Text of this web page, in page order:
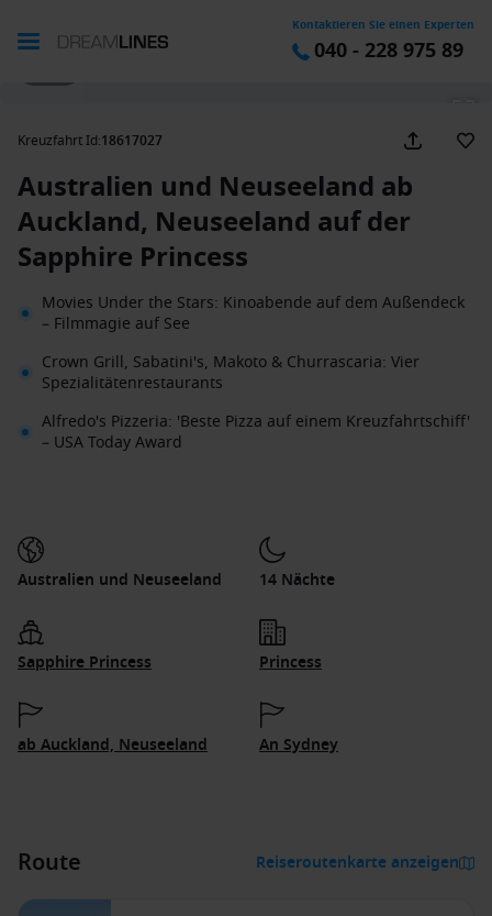
Kontaktieren Sie einen Experten
040 - 228 975 89
Kreuzfahrt Id:18617027
Australien und Neuseeland ab
Auckland, Neuseeland auf der
Sapphire Princess
Movies Under the Stars: Kinoabende auf dem Außendeck
– Filmmagie auf See
Crown Grill, Sabatini's, Makoto & Churrascaria: Vier
Spezialitätenrestaurants
Alfredo's Pizzeria: 'Beste Pizza auf einem Kreuzfahrtschiff'
– USA Today Award
Australien und Neuseeland 14 Nächte
Sapphire Princess Princess
ab Auckland, Neuseeland An Sydney
Route Reiseroutenkarte anzeigen